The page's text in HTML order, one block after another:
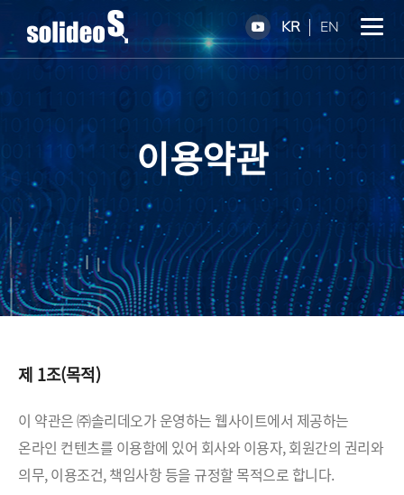
KR EN
이용약관
제 1조(목적)
이 약관은 ㈜솔리데오가 운영하는 웹사이트에서 제공하는
온라인 컨텐츠를 이용함에 있어 회사와 이용자, 회원간의 권리와
의무, 이용조건, 책임사항 등을 규정할 목적으로 합니다.